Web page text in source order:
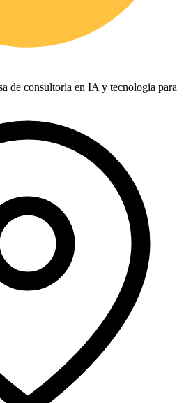
de consultoria en IA y tecnologia para